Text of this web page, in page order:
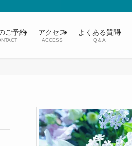
ご予約 アクセス
ACCESS
よくある質問
Q＆A